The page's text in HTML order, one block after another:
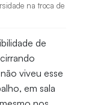
na troca de
de
viveu esse
em sala